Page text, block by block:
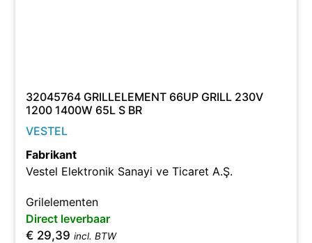
32045764 GRILLELEMENT 66UP GRILL 230V
1200 1400W 65L S BR
VESTEL
Fabrikant
Vestel Elektronik Sanayi ve Ticaret A.Ş.
Grilelementen
Direct leverbaar
€ 29,39 incl. BTW